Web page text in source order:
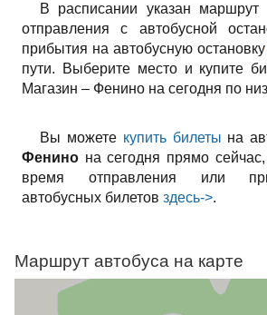
В расписании указан маршрут
отправления с автобусной
прибытия на автобусную остановку
пути. Выберите место и купите
Магазин – Фенино на сегодня по
Вы можете купить билеты на
Фенино на сегодня прямо
время отправления или
автобусных билетов здесь->.
Маршрут автобуса на карте